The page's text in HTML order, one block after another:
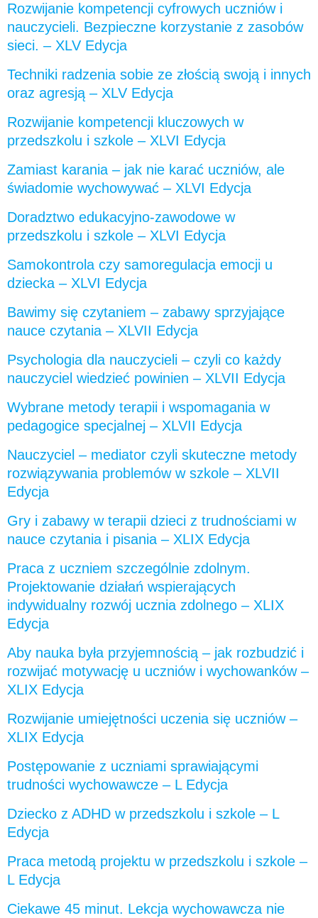
Rozwijanie kompetencji cyfrowych uczniów i
nauczycieli. Bezpieczne korzystanie z zasobów
sieci. – XLV Edycja
Techniki radzenia sobie ze złością swoją i innych
oraz agresją – XLV Edycja
Rozwijanie kompetencji kluczowych w
przedszkolu i szkole – XLVI Edycja
Zamiast karania – jak nie karać uczniów, ale
świadomie wychowywać – XLVI Edycja
Doradztwo edukacyjno-zawodowe w
przedszkolu i szkole – XLVI Edycja
Samokontrola czy samoregulacja emocji u
dziecka – XLVI Edycja
Bawimy się czytaniem – zabawy sprzyjające
nauce czytania – XLVII Edycja
Psychologia dla nauczycieli – czyli co każdy
nauczyciel wiedzieć powinien – XLVII Edycja
Wybrane metody terapii i wspomagania w
pedagogice specjalnej – XLVII Edycja
Nauczyciel – mediator czyli skuteczne metody
rozwiązywania problemów w szkole – XLVII
Edycja
Gry i zabawy w terapii dzieci z trudnościami w
nauce czytania i pisania – XLIX Edycja
Praca z uczniem szczególnie zdolnym.
Projektowanie działań wspierających
indywidualny rozwój ucznia zdolnego – XLIX
Edycja
Aby nauka była przyjemnością – jak rozbudzić i
rozwijać motywację u uczniów i wychowanków –
XLIX Edycja
Rozwijanie umiejętności uczenia się uczniów –
XLIX Edycja
Postępowanie z uczniami sprawiającymi
trudności wychowawcze – L Edycja
Dziecko z ADHD w przedszkolu i szkole – L
Edycja
Praca metodą projektu w przedszkolu i szkole –
L Edycja
Ciekawe 45 minut. Lekcja wychowawcza nie